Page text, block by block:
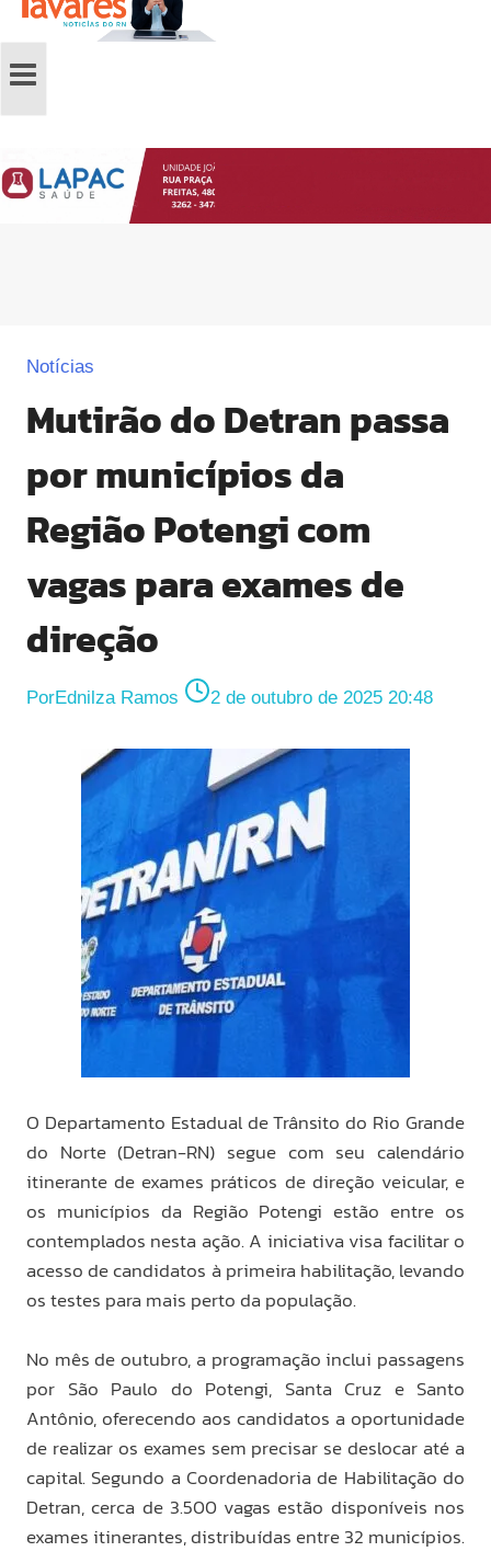
Notícias
Mutirão do Detran passa
por municípios da
Região Potengi com
vagas para exames de
direção
PorEdnilza Ramos 2 de outubro de 2025 20:48
O Departamento Estadual de Trânsito do Rio Grande
do Norte (Detran-RN) segue com seu calendário
itinerante de exames práticos de direção veicular, e
os municípios da Região Potengi estão entre os
contemplados nesta ação. A iniciativa visa facilitar o
acesso de candidatos à primeira habilitação, levando
os testes para mais perto da população.
No mês de outubro, a programação inclui passagens
por São Paulo do Potengi, Santa Cruz e Santo
Antônio, oferecendo aos candidatos a oportunidade
de realizar os exames sem precisar se deslocar até a
capital. Segundo a Coordenadoria de Habilitação do
Detran, cerca de 3.500 vagas estão disponíveis nos
exames itinerantes, distribuídas entre 32 municípios.